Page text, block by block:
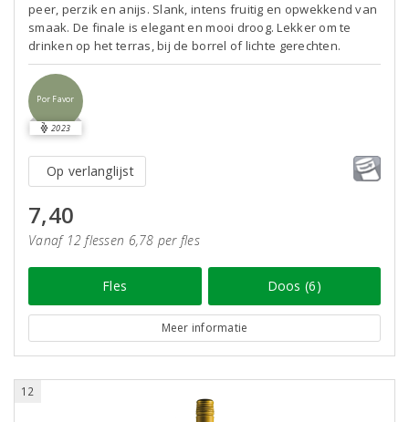
peer, perzik en anijs. Slank, intens fruitig en opwekkend van
smaak. De finale is elegant en mooi droog. Lekker om te
drinken op het terras, bij de borrel of lichte gerechten.
Por Favor
2023
Op verlanglijst
7,40
Vanaf 12 flessen 6,78 per fles
Fles Doos (6)
Meer informatie
12